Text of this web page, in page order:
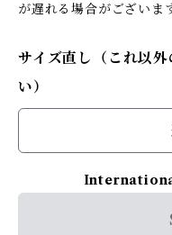
が遅れる場合がございま
サイズ直し（これ以
い）